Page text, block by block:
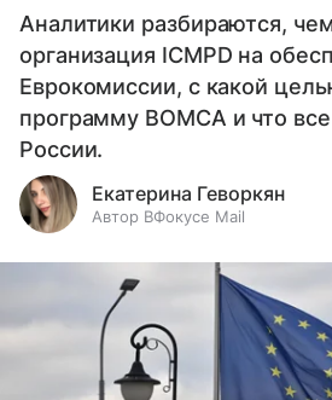
Аналитики разбираются,
организация ICMPD на
Еврокомиссии, с какой
программу BOMCA и что
России.
Екатерина Геворкян
Автор ВФокусе Mail